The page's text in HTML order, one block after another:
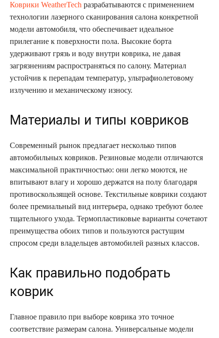
Коврики WeatherTech разрабатываются с применением
технологии лазерного сканирования салона конкретной
модели автомобиля, что обеспечивает идеальное
прилегание к поверхности пола. Высокие борта
удерживают грязь и воду внутри коврика, не давая
загрязнениям распространяться по салону. Материал
устойчив к перепадам температур, ультрафиолетовому
излучению и механическому износу.
Материалы и типы ковриков
Современный рынок предлагает несколько типов
автомобильных ковриков. Резиновые модели отличаются
максимальной практичностью: они легко моются, не
впитывают влагу и хорошо держатся на полу благодаря
противоскользящей основе. Текстильные коврики создают
более премиальный вид интерьера, однако требуют более
тщательного ухода. Термопластиковые варианты сочетают
преимущества обоих типов и пользуются растущим
спросом среди владельцев автомобилей разных классов.
Как правильно подобрать
коврик
Главное правило при выборе коврика это точное
соответствие размерам салона. Универсальные модели